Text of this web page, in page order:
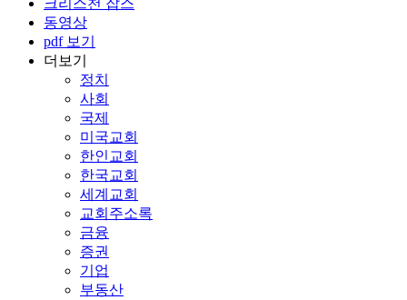
크리스천 잡스
동영상
pdf 보기
더보기
정치
사회
국제
미국교회
한인교회
한국교회
세계교회
교회주소록
금융
증권
기업
부동산